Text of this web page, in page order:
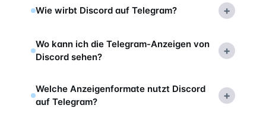
Wie wirbt Discord auf Telegram? +
Wo kann ich die Telegram-Anzeigen von
Discord sehen?
+
Welche Anzeigenformate nutzt Discord
auf Telegram?
+